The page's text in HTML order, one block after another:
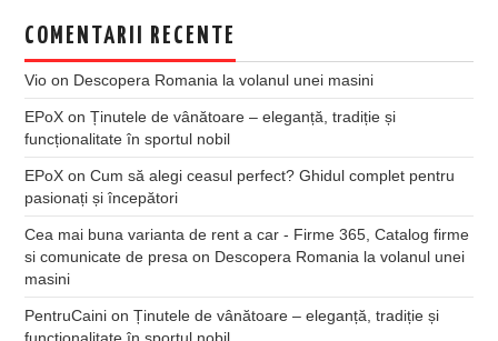
COMENTARII RECENTE
Vio on Descopera Romania la volanul unei masini
EPoX onȚinutele de vânătoare – eleganță, tradiție și
funcționalitate în sportul nobil
EPoX onCum să alegi ceasul perfect? Ghidul complet pentru
pasionați și începători
Cea mai buna varianta de rent a car - Firme 365, Catalog firme
si comunicate de presa on Descopera Romania la volanul unei
masini
PentruCaini onȚinutele de vânătoare – eleganță, tradiție și
funcționalitate în sportul nobil